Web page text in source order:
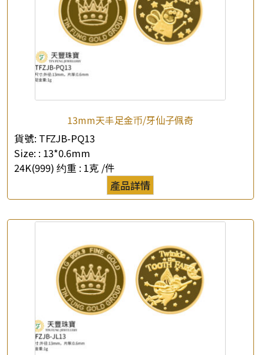
產品查詢
*聯絡電話
查詢以下產品
13mm天丰足金币/牙仙子佩奇
貨號: TFZJB-PQ13
Size: : 13*0.6mm
24K(999) 约重 : 1克 /件
產品詳情